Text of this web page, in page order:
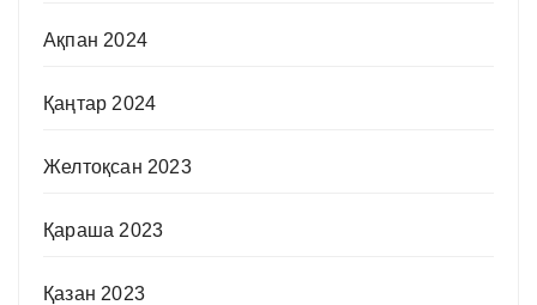
Ақпан 2024
Қаңтар 2024
Желтоқсан 2023
Қараша 2023
Қазан 2023